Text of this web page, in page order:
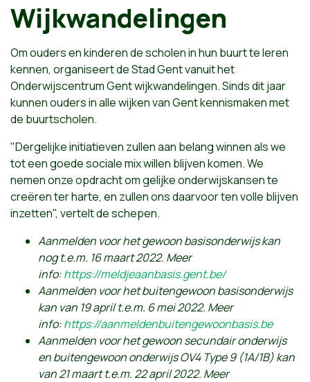
Wijkwandelingen
Om ouders en kinderen de scholen in hun buurt te leren
kennen, organiseert de Stad Gent vanuit het
Onderwijscentrum Gent wijkwandelingen. Sinds dit jaar
kunnen ouders in alle wijken van Gent kennismaken met
de buurtscholen.
"Dergelijke initiatieven zullen aan belang winnen als we
tot een goede sociale mix willen blijven komen. We
nemen onze opdracht om gelijke onderwijskansen te
creëren ter harte, en zullen ons daarvoor ten volle blijven
inzetten", vertelt de schepen.
Aanmelden voor het gewoon basisonderwijs kan
nog t.e.m. 16 maart 2022. Meer
info:https://meldjeaanbasis.gent.be/
Aanmelden voor het buitengewoon basisonderwijs
kan van 19 april t.e.m. 6 mei 2022. Meer
info:https://aanmeldenbuitengewoonbasis.be
Aanmelden voor het gewoon secundair onderwijs
en buitengewoon onderwijs OV4 Type 9 (1A/1B) kan
van 21 maart t.e.m. 22 april 2022. Meer